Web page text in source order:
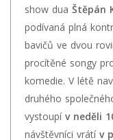
show dua Štěpán
podívaná plná
bavičů ve dvou
procítěné songy
komedie. V létě
druhého
vystoupí v neděli
návštěvníci vrátí v